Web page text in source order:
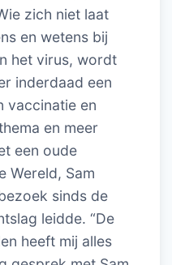
zich niet laat
en wetens bij
het virus, wordt
inderdaad een
vaccinatie en
en meer
een oude
Wereld, Sam
sinds de
leidde. “De
heeft mij alles